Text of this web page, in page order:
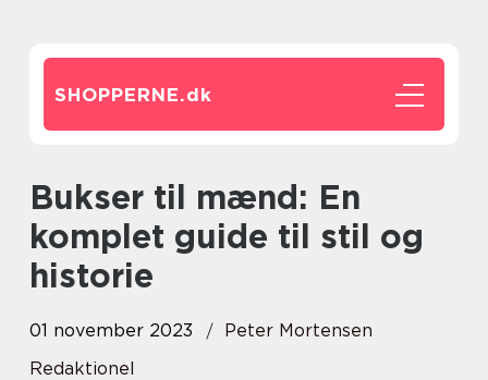
SHOPPERNE.dk
Bukser til mænd: En
komplet guide til stil og
historie
01 november 2023
Peter Mortensen
Redaktionel